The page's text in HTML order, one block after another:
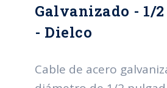
Galvanizado - 1/
- Dielco
Cable de acero